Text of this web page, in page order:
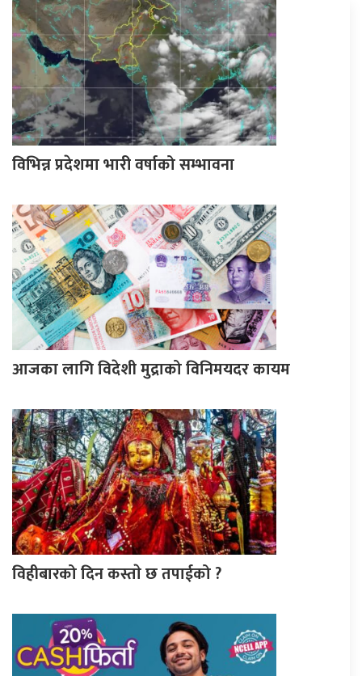
विभिन्न प्रदेशमा भारी वर्षाको सम्भावना
आजका लागि विदेशी मुद्राको विनिमयदर कायम
विहीबारको दिन कस्ताे छ तपाईको ?